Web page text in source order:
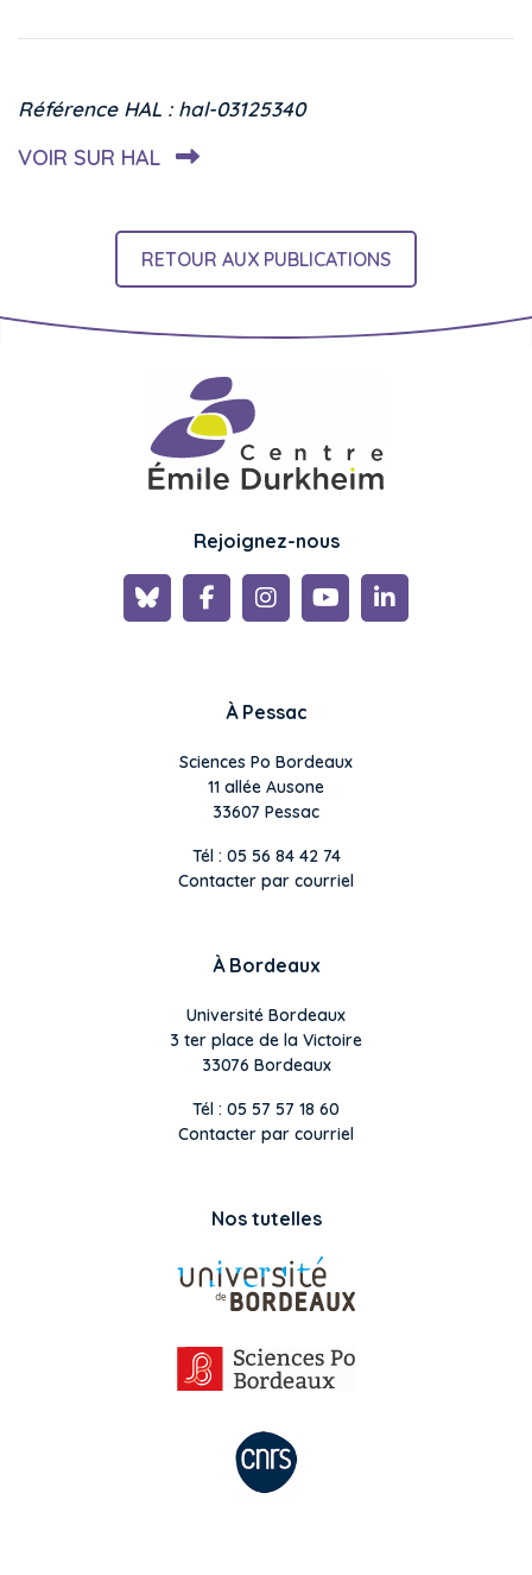
Référence HAL : hal-03125340
VOIR SUR HAL
RETOUR AUX PUBLICATIONS
Rejoignez-nous
À Pessac
Sciences Po Bordeaux
11 allée Ausone
33607 Pessac
Tél : 05 56 84 42 74
Contacter par courriel
À Bordeaux
Université Bordeaux
3 ter place de la Victoire
33076 Bordeaux
Tél : 05 57 57 18 60
Contacter par courriel
Nos tutelles